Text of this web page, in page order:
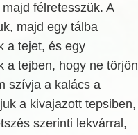
félretesszük. A
majd egy tálba
a tejet, és egy
a tejben, hogy ne törjön
szívja a kalács a
a kivajazott tepsiben,
szerinti lekvárral,